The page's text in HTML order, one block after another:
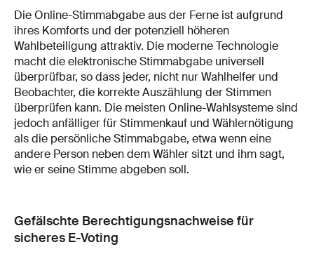
Die Online-Stimmabgabe aus der Ferne ist aufgrund
ihres Komforts und der potenziell höheren
Wahlbeteiligung attraktiv. Die moderne Technologie
macht die elektronische Stimmabgabe universell
überprüfbar, so dass jeder, nicht nur Wahlhelfer und
Beobachter, die korrekte Auszählung der Stimmen
überprüfen kann. Die meisten Online-Wahlsysteme sind
jedoch anfälliger für Stimmenkauf und Wählernötigung
als die persönliche Stimmabgabe, etwa wenn eine
andere Person neben dem Wähler sitzt und ihm sagt,
wie er seine Stimme abgeben soll.
Gefälschte Berechtigungsnachweise für
sicheres E-Voting